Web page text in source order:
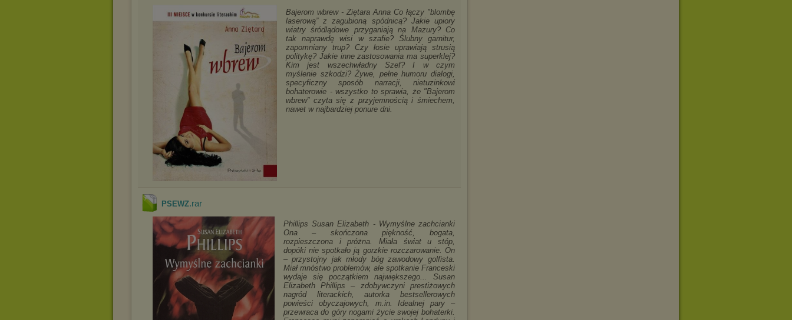
Bajerom wbrew - Ziętara Anna Co łączy "blombę
laserową” z zagubioną spódnicą? Jakie upiory
wiatry śródlądowe przyganiają na Mazury? Co
tak naprawdę wisi w szafie? Ślubny garnitur,
zapomniany trup? Czy łosie uprawiają strusią
politykę? Jakie inne zastosowania ma superklej?
Kim jest wszechwładny Szef? I w czym
myślenie szkodzi? Żywe, pełne humoru dialogi,
specyficzny sposób narracji, nietuzinkowi
bohaterowie - wszystko to sprawia, że "Bajerom
wbrew” czyta się z przyjemnością i śmiechem,
nawet w najbardziej ponure dni.
PSEWZ.rar
Phillips Susan Elizabeth - Wymyślne zachcianki
Ona – skończona piękność, bogata,
rozpieszczona i próżna. Miała świat u stóp,
dopóki nie spotkało ją gorzkie rozczarowanie. On
– przystojny jak młody bóg zawodowy golfista.
Miał mnóstwo problemów, ale spotkanie Franceski
wydaje się początkiem największego... Susan
Elizabeth Phillips – zdobywczyni prestiżowych
nagród literackich, autorka bestsellerowych
powieści obyczajowych, m.in. Idealnej pary –
przewraca do góry nogami życie swojej bohaterki.